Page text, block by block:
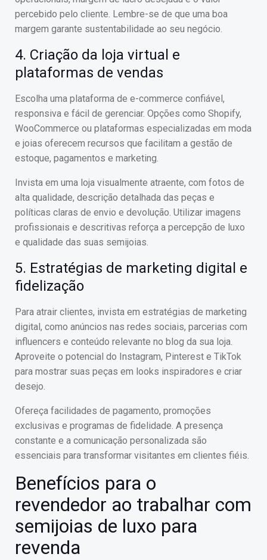
percebido pelo cliente. Lembre-se de que uma boa
margem garante sustentabilidade ao seu negócio.
4. Criação da loja virtual e
plataformas de vendas
Escolha uma plataforma de e-commerce confiável,
responsiva e fácil de gerenciar. Opções como Shopify,
WooCommerce ou plataformas especializadas em moda
e joias oferecem recursos que facilitam a gestão de
estoque, pagamentos e marketing.
Invista em uma loja visualmente atraente, com fotos de
alta qualidade, descrição detalhada das peças e
políticas claras de envio e devolução. Utilizar imagens
profissionais e descritivas reforça a percepção de luxo
e qualidade das suas semijoias.
5. Estratégias de marketing digital e
fidelização
Para atrair clientes, invista em estratégias de marketing
digital, como anúncios nas redes sociais, parcerias com
influencers e conteúdo relevante no blog da sua loja.
Aproveite o potencial do Instagram, Pinterest e TikTok
para mostrar suas peças em looks inspiradores e criar
desejo.
Ofereça facilidades de pagamento, promoções
exclusivas e programas de fidelidade. A presença
constante e a comunicação personalizada são
essenciais para transformar visitantes em clientes fiéis.
Benefícios para o
revendedor ao trabalhar com
semijoias de luxo para
revenda